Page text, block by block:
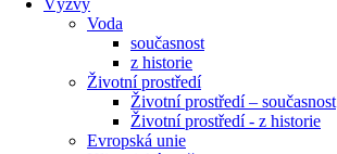
Voda
současnost
z historie
Životní prostředí
Životní prostředí – současnost
Životní prostředí ​- z historie
Evropská unie